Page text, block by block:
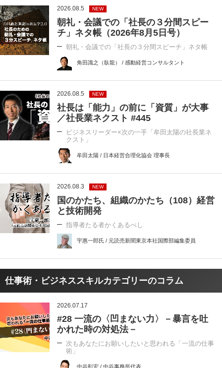
2026.08.5 NEW
朝礼・会議での「社長の３分間スピー
チ」ネタ帳（2026年8月5日号）
朝礼・会議での「社長の３分間スピーチ」ネタ帳
角田識之（臥龍） / 感動経営コンサルタント
2026.08.5 NEW
社長は「能力」の前に「資質」が大事
／社長業ネクスト #445
ビジネスリーダー×次の一手「牟田太陽の社長業ネ
クスト」
牟田太陽 / 日本経営合理化協会 理事長
2026.08.3 NEW
国のかたち、組織のかたち（108）経営
と技術開発
指導者たる者かくあるべし
宇惠一郎氏 / 元読売新聞東京本社国際部編集委員
仕事術・ビジネススキルカテゴリーのコラム
2026.07.17
#28 一流の〈凹まない力〉－暴言を吐
かれた時の対処法－
次もあなたにお願いしたいと思われる「一流の仕事
術」
中谷彰宏 / 中谷事務所代表